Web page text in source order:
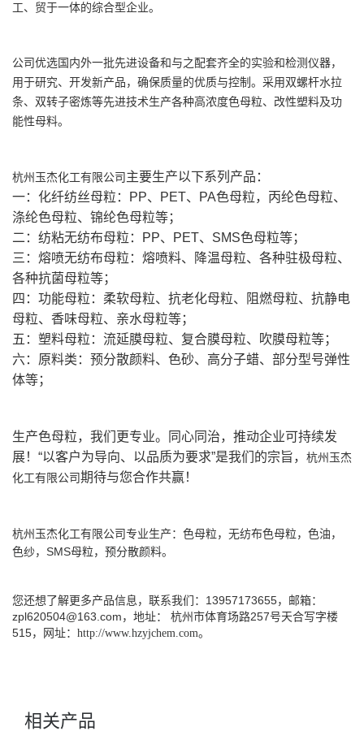
工、贸于一体的综合型企业。
公司优选国内外一批先进设备和与之配套齐全的实验和检测仪器，
用于研究、开发新产品，确保质量的优质与控制。采用双螺杆水拉
条、双转子密炼等先进技术生产各种高浓度色母粒、改性塑料及功
能性母料。
杭州玉杰化工有限公司主要生产以下系列产品：
一：化纤纺丝母粒：PP、PET、PA色母粒，丙纶色母粒、
涤纶色母粒、锦纶色母粒等；
二：纺粘无纺布母粒：PP、PET、SMS色母粒等；
三：熔喷无纺布母粒：熔喷料、降温母粒、各种驻极母粒、
各种抗菌母粒等；
四：功能母粒：柔软母粒、抗老化母粒、阻燃母粒、抗静电
母粒、香味母粒、亲水母粒等；
五：塑料母粒：流延膜母粒、复合膜母粒、吹膜母粒等；
六：原料类：预分散颜料、色砂、高分子蜡、部分型号弹性
体等；
生产色母粒，我们更专业。同心同治，推动企业可持续发
展！“以客户为导向、以品质为要求”是我们的宗旨， 杭州玉杰
化工有限公司期待与您合作共赢！
杭州玉杰化工有限公司专业生产： 色母粒， 无纺布色母粒，色油，
色纱， SMS母粒， 预分散颜料。
您还想了解更多产品信息，联系我们：13957173655，邮箱：
zpl620504@163.com，地址： 杭州市体育场路257号天合写字楼
515，网址： http://www.hzyjchem.com。
相关产品